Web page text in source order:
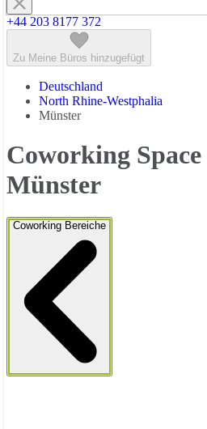
+44 203 8177 372
Zu Meine Büros hinzugefügt
Deutschland
North Rhine-Westphalia
Münster
Coworking
Münster
Coworking Bereiche